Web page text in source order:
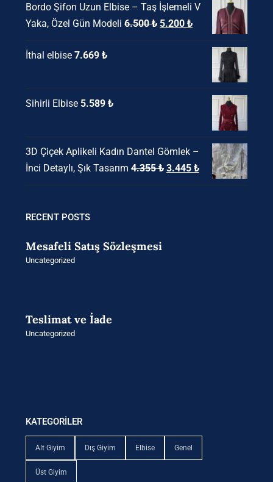
18.850 ₺.fiyat:
14.235 ₺.
Bordo Şifon Uzun Elbise – Taş İşlemeli V
Yaka, Özel Gün Modeli 6.500₺ Orijinal
fiyat:
5.200 ₺Şu
andaki
5.200 ₺.
İthal elbise 7.669 ₺
Sihirli Elbise 5.589 ₺
3D Çiçek Aplikeli Kadın Dantel Gömlek –
İnci Detaylı, Şık Tasarım 4.355₺ Orijinal
fiyat:
3.445 ₺Şu
andaki
RECENT POSTS
Mesafeli Satış Sözleşmesi
Uncategorized
Teslimat ve İade
Uncategorized
KATEGORİLER
Alt Giyim Dış Giyim Elbise Genel
Üst Giyim